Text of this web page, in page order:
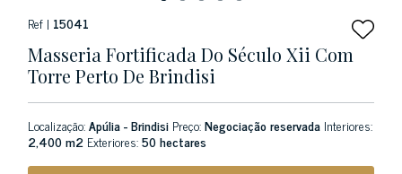
Ref | 15041
Masseria Fortificada Do Século Xii Com
Torre Perto De Brindisi
Localização:Apúlia - Brindisi Preço:Negociação reservada Interiores:
2,400 m2 Exteriores:50 hectares